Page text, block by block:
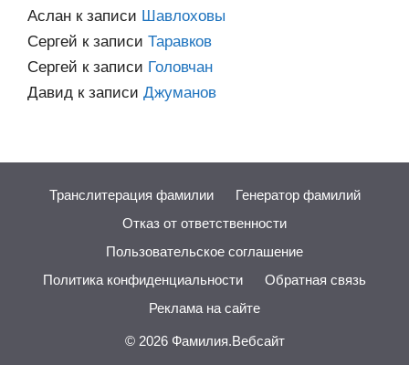
Аслан к записи Шавлоховы
Сергей к записи Таравков
Сергей к записи Головчан
Давид к записи Джуманов
Транслитерация фамилии
Генератор фамилий
Отказ от ответственности
Пользовательское соглашение
Политика конфиденциальности
Обратная связь
Реклама на сайте
© 2026 Фамилия.Вебсайт